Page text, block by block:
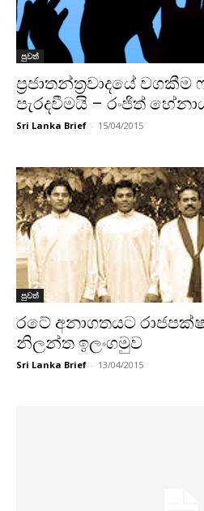
පුවත්
ප්‍රජාතන්ත්‍රවාදයේ වගකීම
පැරදවීමයි – රංජිත්
Sri Lanka Brief - 15/04/2015
පුවත්
රටේ අනාගතයට
නිලන්ත ඉලංගමුව
Sri Lanka Brief - 13/04/2015